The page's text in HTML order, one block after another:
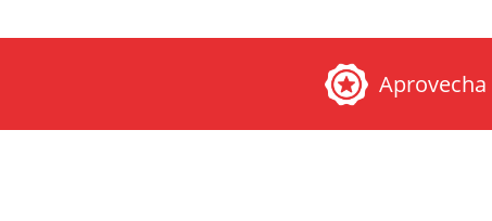
Aprovecha